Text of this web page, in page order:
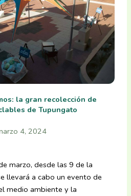
la gran recolección de
de Tupungato
4, 2024
marzo, desde las 9 de la
llevará a cabo un evento de
medio ambiente y la